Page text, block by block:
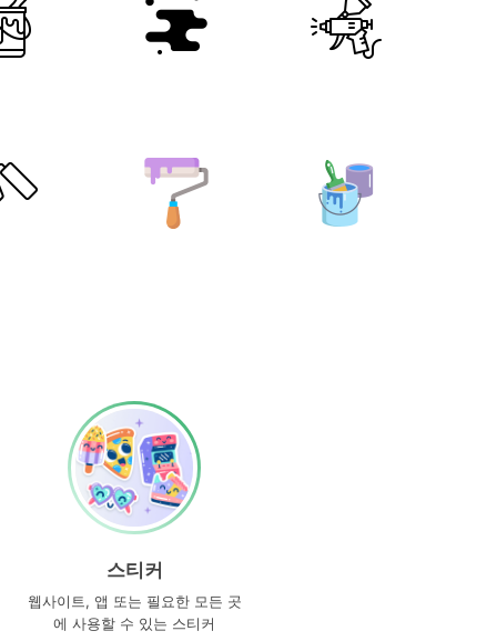
스티커
웹사이트, 앱 또는 필요한 모든 곳
에 사용할 수 있는 스티커